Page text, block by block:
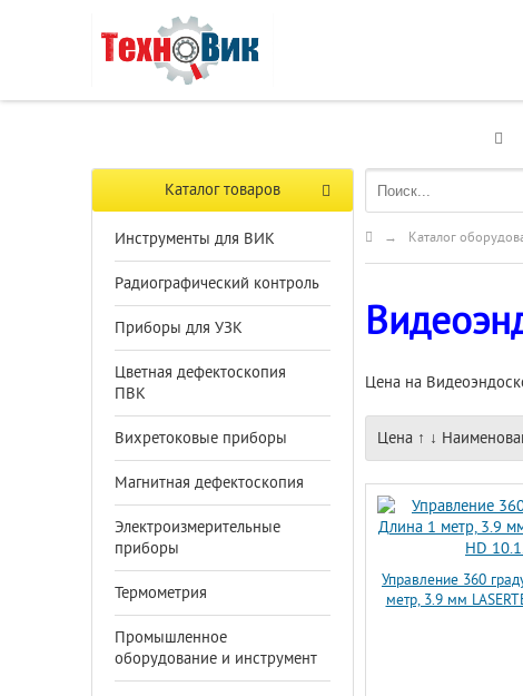
Каталог товаров
Инструменты для ВИК
Радиографический контроль
Приборы для УЗК
Цветная дефектоскопия
ПВК
Вихретоковые приборы
Магнитная дефектоскопия
Электроизмерительные
приборы
Термометрия
Промышленное
оборудование и инструмент
→ Каталог
Цена на
Цена ↑ ↓
Управление 360
метр, 3.9 мм